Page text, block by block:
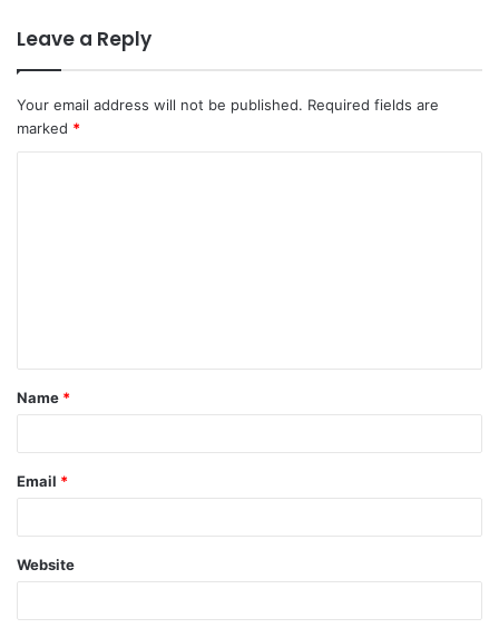
Leave a Reply
Your email address will not be published. Required fields are
marked *
t
*
Name *
Email *
Website